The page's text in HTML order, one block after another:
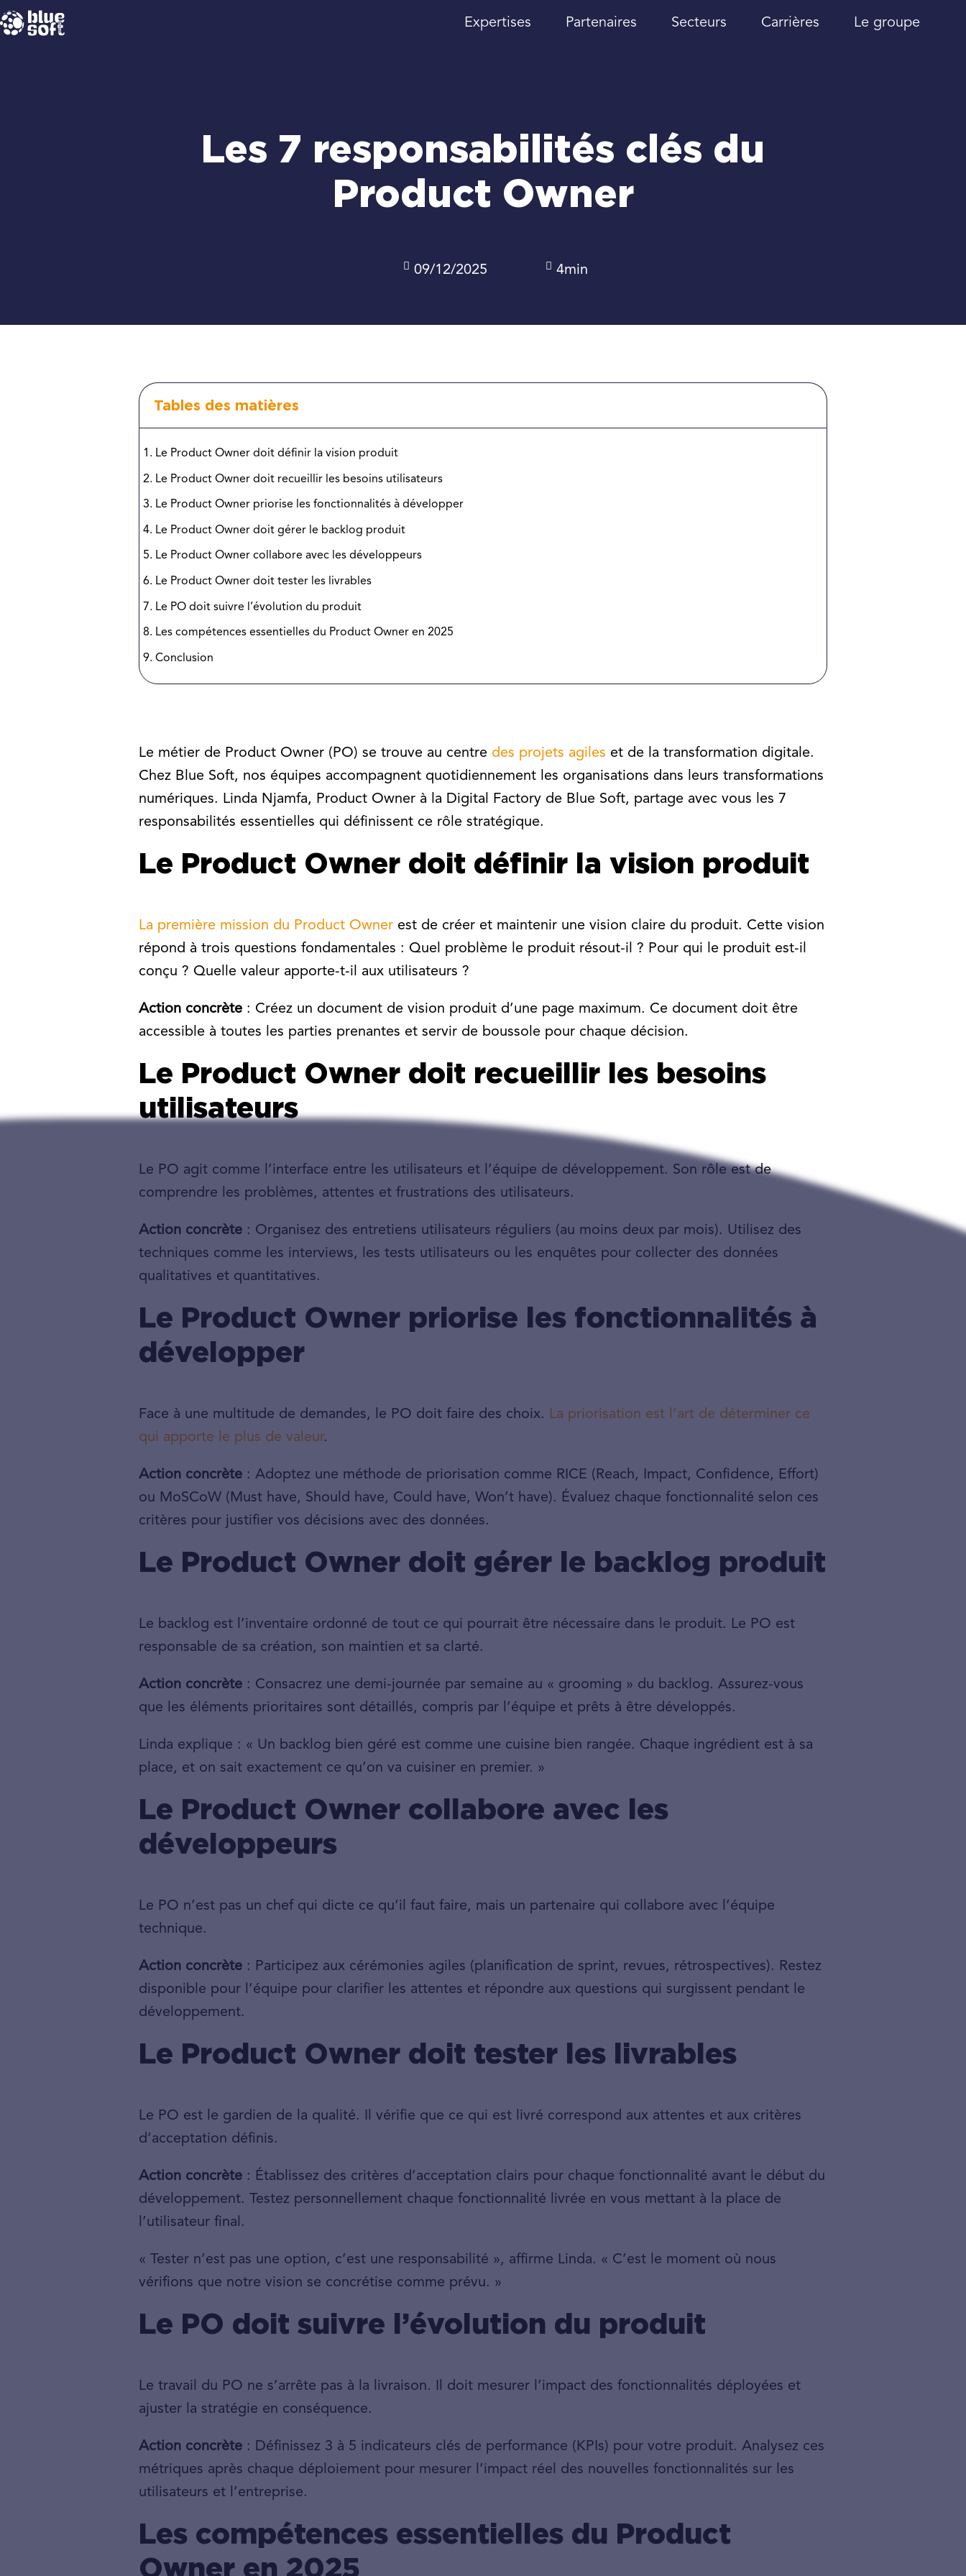
Passer
au
Expertises Partenaires Secteurs Carrières Le groupe
Les 7 responsabilités clés du
Product Owner
09/12/2025 4min
Tables des matières
Le Product Owner doit définir la vision produit
Le Product Owner doit recueillir les besoins utilisateurs
Le Product Owner priorise les fonctionnalités à développer
Le Product Owner doit gérer le backlog produit
Le Product Owner collabore avec les développeurs
Le Product Owner doit tester les livrables
Le PO doit suivre l’évolution du produit
Les compétences essentielles du Product Owner en 2025
Conclusion
Le métier de Product Owner (PO) se trouve au centre des projets agiles et de la transformation digitale.
Chez Blue Soft, nos équipes accompagnent quotidiennement les organisations dans leurs transformations
numériques. Linda Njamfa, Product Owner à la Digital Factory de Blue Soft, partage avec vous les 7
responsabilités essentielles qui définissent ce rôle stratégique.
Le Product Owner doit définir la vision produit
La première mission du Product Owner est de créer et maintenir une vision claire du produit. Cette vision
répond à trois questions fondamentales : Quel problème le produit résout-il ? Pour qui le produit est-il
conçu ? Quelle valeur apporte-t-il aux utilisateurs ?
Action concrète : Créez un document de vision produit d’une page maximum. Ce document doit être
accessible à toutes les parties prenantes et servir de boussole pour chaque décision.
Le Product Owner doit recueillir les besoins
utilisateurs
Le PO agit comme l’interface entre les utilisateurs et l’équipe de développement. Son rôle est de
comprendre les problèmes, attentes et frustrations des utilisateurs.
Action concrète : Organisez des entretiens utilisateurs réguliers (au moins deux par mois). Utilisez des
techniques comme les interviews, les tests utilisateurs ou les enquêtes pour collecter des données
qualitatives et quantitatives.
Le Product Owner priorise les fonctionnalités à
développer
Face à une multitude de demandes, le PO doit faire des choix. La priorisation est l’art de déterminer ce
qui apporte le plus de valeur.
Action concrète : Adoptez une méthode de priorisation comme RICE (Reach, Impact, Confidence, Effort)
ou MoSCoW (Must have, Should have, Could have, Won’t have). Évaluez chaque fonctionnalité selon ces
critères pour justifier vos décisions avec des données.
Le Product Owner doit gérer le backlog produit
Le backlog est l’inventaire ordonné de tout ce qui pourrait être nécessaire dans le produit. Le PO est
responsable de sa création, son maintien et sa clarté.
Action concrète : Consacrez une demi-journée par semaine au « grooming » du backlog. Assurez-vous
que les éléments prioritaires sont détaillés, compris par l’équipe et prêts à être développés.
Linda explique : « Un backlog bien géré est comme une cuisine bien rangée. Chaque ingrédient est à sa
place, et on sait exactement ce qu’on va cuisiner en premier. »
Le Product Owner collabore avec les
développeurs
Le PO n’est pas un chef qui dicte ce qu’il faut faire, mais un partenaire qui collabore avec l’équipe
technique.
Action concrète : Participez aux cérémonies agiles (planification de sprint, revues, rétrospectives). Restez
disponible pour l’équipe pour clarifier les attentes et répondre aux questions qui surgissent pendant le
développement.
Le Product Owner doit tester les livrables
Le PO est le gardien de la qualité. Il vérifie que ce qui est livré correspond aux attentes et aux critères
d’acceptation définis.
Action concrète : Établissez des critères d’acceptation clairs pour chaque fonctionnalité avant le début du
développement. Testez personnellement chaque fonctionnalité livrée en vous mettant à la place de
l’utilisateur final.
« Tester n’est pas une option, c’est une responsabilité », affirme Linda. « C’est le moment où nous
vérifions que notre vision se concrétise comme prévu. »
Le PO doit suivre l’évolution du produit
Le travail du PO ne s’arrête pas à la livraison. Il doit mesurer l’impact des fonctionnalités déployées et
ajuster la stratégie en conséquence.
Action concrète : Définissez 3 à 5 indicateurs clés de performance (KPIs) pour votre produit. Analysez ces
métriques après chaque déploiement pour mesurer l’impact réel des nouvelles fonctionnalités sur les
utilisateurs et l’entreprise.
Les compétences essentielles du Product
Owner en 2025